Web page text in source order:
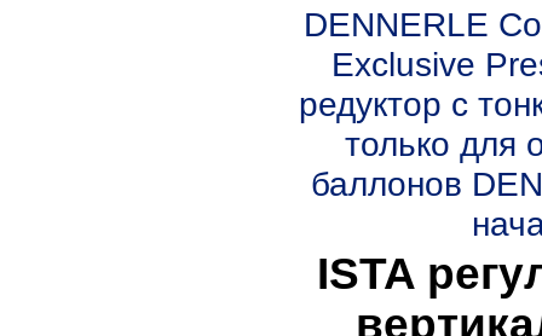
DENNERLE
Exclusive
редуктор с
только для
баллонов
ISTA